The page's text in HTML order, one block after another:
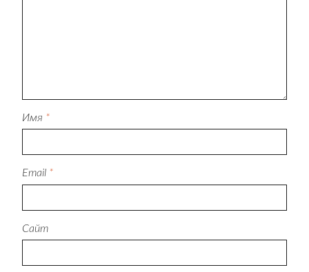
Имя *
Email *
Сайт